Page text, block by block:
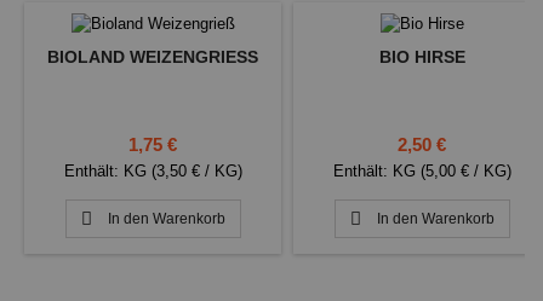
BIOLAND WEIZENGRIESS
Preis
1,75 €
Enthält: KG (3,50 € / KG)
 In den Warenkorb
BIO HIRSE
Preis
2,50 €
Enthält: KG (5,00 € / KG)
 In den Warenkorb